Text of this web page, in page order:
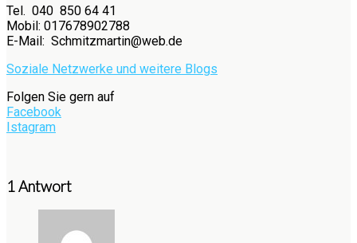
Tel. 040 850 64 41
Mobil: 017678902788
E-Mail: Schmitzmartin@web.de
Soziale Netzwerke und weitere Blogs
Folgen Sie gern auf
Facebook
Istagram
1 Antwort